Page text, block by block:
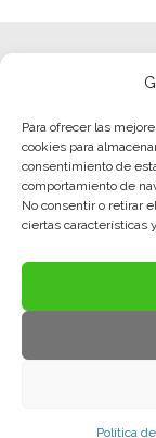
Para ofrecer las
cookies para
consentimiento de
comportamiento de
No consentir o retirar
ciertas características
Política